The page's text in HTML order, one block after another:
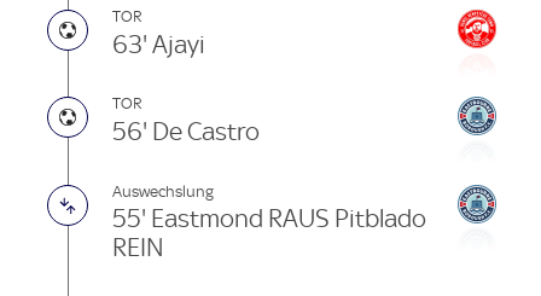
TOR
63' Ajayi
TOR
56' De Castro
Auswechslung
55' Eastmond RAUS Pitblado
REIN